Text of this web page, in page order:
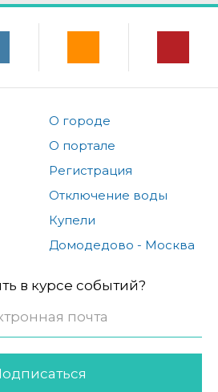
О городе
О портале
Регистрация
Отключение воды
Купели
Домодедово - Москва
в курсе событий?